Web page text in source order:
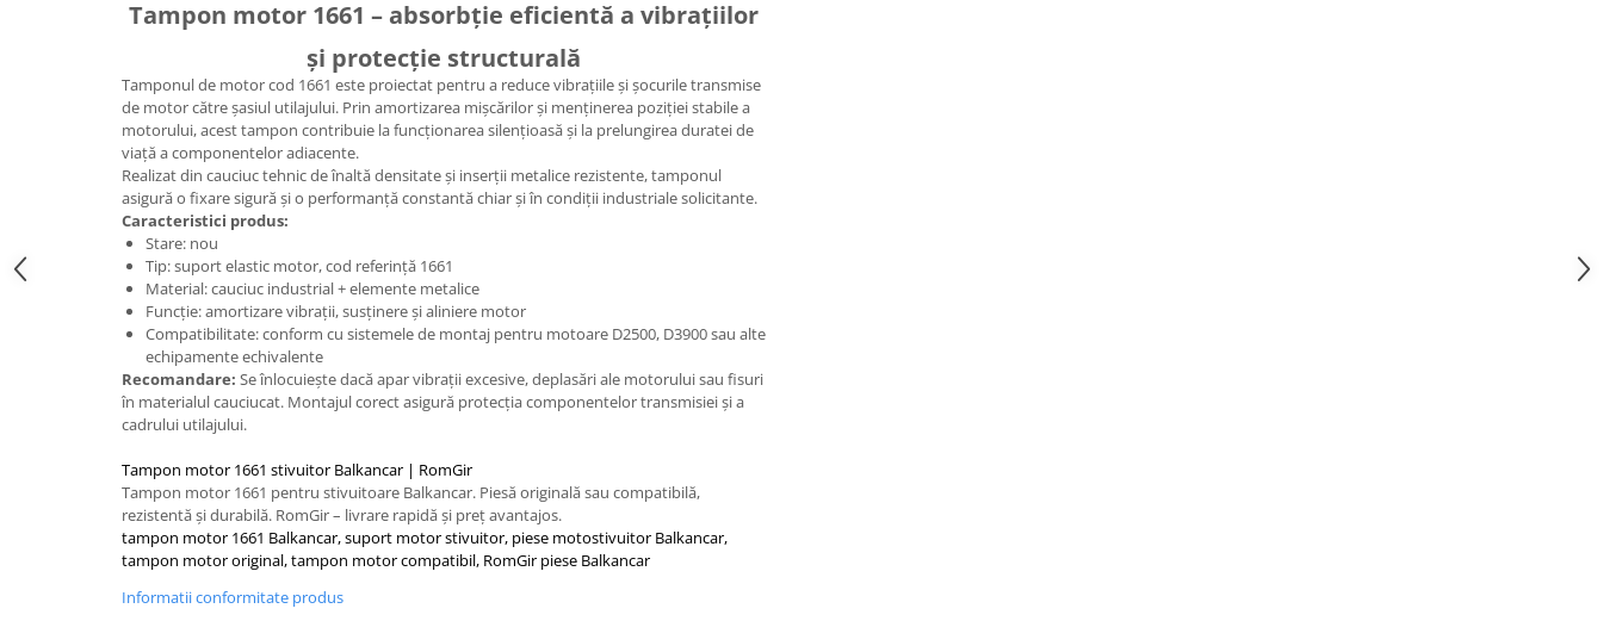
Caseta Directie
Cilindrii Directie
Fuzete Stivuitor
Piese Directie Stivuitoare
Pivoți Direcție
Sistem Electric
Alternatoare Motostivuitor
Bujii Motostivuitoare
Electromotoare Stivuitor
Lampi Faruri si Proiectoare
Sistem Franare
Cilindrii Frana
Frana de Mana
Piese Frane Stivuitor
Pistoane Frana
Tampon motor 1661 – absorbție eficientă a vibrațiilor
și protecție structurală
Tamponul de motor cod 1661 este proiectat pentru a reduce vibrațiile și șocurile transmise
de motor către șasiul utilajului. Prin amortizarea mișcărilor și menținerea poziției stabile a
motorului, acest tampon contribuie la funcționarea silențioasă și la prelungirea duratei de
viață a componentelor adiacente.
Realizat din cauciuc tehnic de înaltă densitate și inserții metalice rezistente, tamponul
asigură o fixare sigură și o performanță constantă chiar și în condiții industriale solicitante.
Caracteristici produs:
Stare: nou
Tip: suport elastic motor, cod referință 1661
Material: cauciuc industrial + elemente metalice
Funcție: amortizare vibrații, susținere și aliniere motor
Compatibilitate: conform cu sistemele de montaj pentru motoare D2500, D3900 sau alte
echipamente echivalente
Recomandare: Se înlocuiește dacă apar vibrații excesive, deplasări ale motorului sau fisuri
în materialul cauciucat. Montajul corect asigură protecția componentelor transmisiei și a
cadrului utilajului.
Tampon motor 1661 stivuitor Balkancar | RomGir
Tampon motor 1661 pentru stivuitoare Balkancar. Piesă originală sau compatibilă,
rezistentă și durabilă. RomGir – livrare rapidă și preț avantajos.
tampon motor 1661 Balkancar, suport motor stivuitor, piese motostivuitor Balkancar,
tampon motor original, tampon motor compatibil, RomGir piese Balkancar
Informatii conformitate produs